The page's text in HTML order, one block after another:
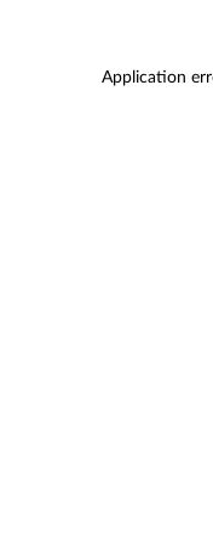
Application